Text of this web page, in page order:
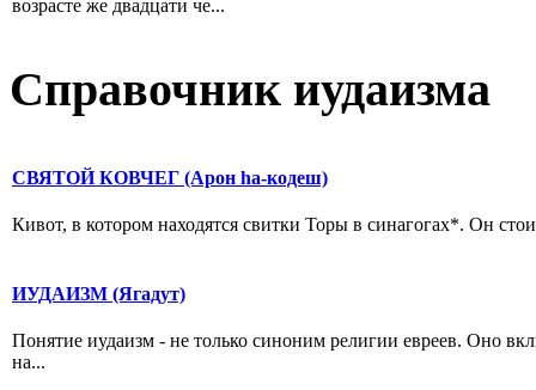
возрасте же двадцати че...
Справочник иудаизма
СВЯТОЙ КОВЧЕГ (Арон hа-кодеш)
Кивот, в котором находятся свитки Торы в синагогах*. Он
ИУДАИЗМ (Ягадут)
Понятие иудаизм - не только синоним религии евреев. Оно
на...